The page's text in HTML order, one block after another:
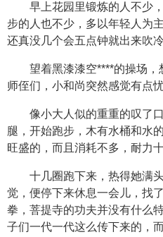
早上花园里锻炼的人不少
步的人也不少，多以年轻人为
还真没几个会五点钟就出来吹冷
望着黑漆漆空****的操场
师侄们，小和尚突然感觉有点
像小大人似的重重的叹了
腿，开始跑步，木有水桶和水
旺盛的，而且消耗不多，耐力十
十几圈跑下来，热得她满
觉，便停下来休息一会儿，找
拳，菩提寺的功夫并没有什么
子们一代一代这么传下来的，